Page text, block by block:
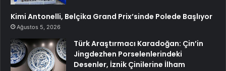
Kimi Antonelli, Belçika Grand Prix’sinde Polede Başlıyor
Ağustos 5, 2026
Türk Araştırmacı Karadoğan: Çin’in
Jingdezhen Porselenlerindeki
Desenler, İznik Çinilerine İlham